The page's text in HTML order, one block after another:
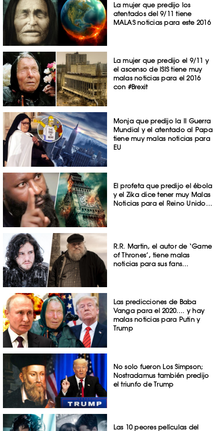
La mujer que predijo los
atentados del 9/11 tiene
MALAS noticias para este 2016
La mujer que predijo el 9/11 y
el ascenso de ISIS tiene muy
malas noticias para el 2016
con #Brexit
Monja que predijo la II Guerra
Mundial y el atentado al Papa
tiene muy malas noticias para
EU
El profeta que predijo el ébola
y el Zika dice tener muy Malas
Noticias para el Reino Unido…
R.R. Martin, el autor de ‘Game
of Thrones’, tiene malas
noticias para sus fans…
Las predicciones de Baba
Vanga para el 2020…. y hay
malas noticias para Putin y
Trump
No solo fueron Los Simpson;
Nostradamus también predijo
el triunfo de Trump
Las 10 peores películas del